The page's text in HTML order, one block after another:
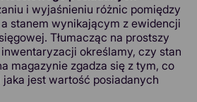
i wyjaśnieniu różnic pomiędzy
stanem wynikającym z ewidencji
Tłumacząc na prostszy
określamy, czy stan
magazynie zgadza się z tym, co
jest wartość posiadanych